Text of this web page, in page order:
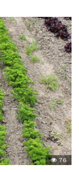
76